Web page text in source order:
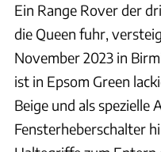
Ein Range Rover der
die Queen fuhr,
November 2023 in
ist in Epsom Green
Beige und als
Fensterheberschalter